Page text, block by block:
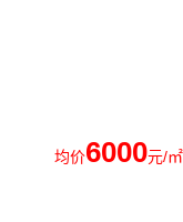
均价6000元/㎡